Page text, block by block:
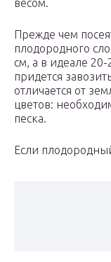
весом.
Прежде чем
плодородного
см, а в идеале
придется
отличается от
цветов:
песка.
Если